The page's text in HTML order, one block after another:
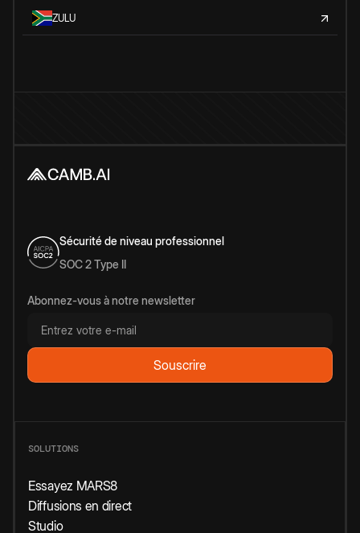
ZULU
Sécurité de niveau professionnel
SOC 2 Type II
Abonnez-vous à notre newsletter
SOLUTIONS
Essayez MARS8
Diffusions en direct
Studio